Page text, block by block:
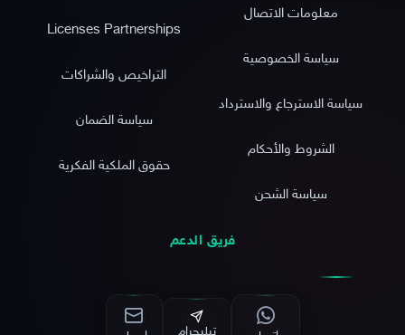
معلومات الاتصال
سياسة الخصوصية
سياسة الاسترجاع والاسترداد
الشروط والأحكام
سياسة الشحن
Licenses Partnerships
التراخيص والشراكات
سياسة الضمان
حقوق الملكية الفكرية
فريق الدعم
تيليجرام